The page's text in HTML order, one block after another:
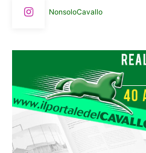
NonsoloCavallo